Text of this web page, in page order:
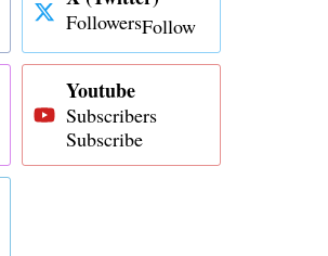
FollowersFollow
Youtube
Subscribers
Subscribe